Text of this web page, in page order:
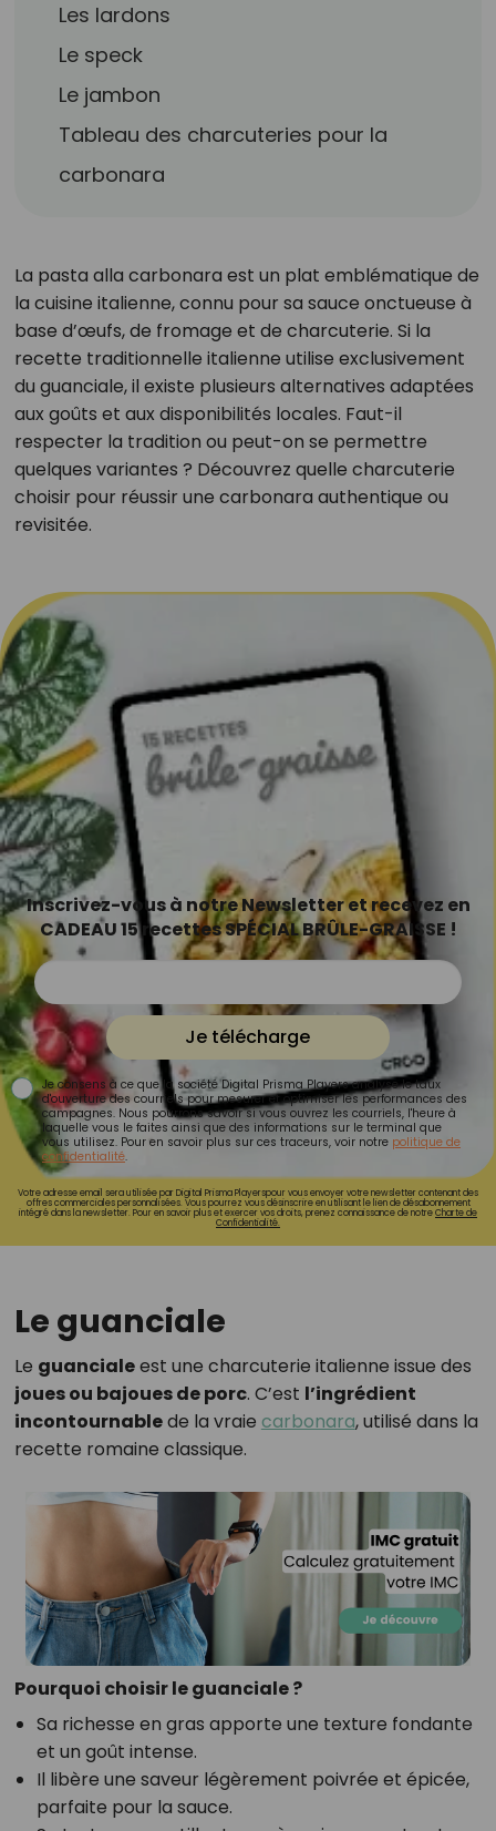
Les lardons
Le speck
Le jambon
Tableau des charcuteries pour la
carbonara
La pasta alla carbonara est un plat emblématique de
la cuisine italienne, connu pour sa sauce onctueuse à
base d’œufs, de fromage et de charcuterie. Si la
recette traditionnelle italienne utilise exclusivement
du guanciale, il existe plusieurs alternatives adaptées
aux goûts et aux disponibilités locales. Faut-il
respecter la tradition ou peut-on se permettre
quelques variantes ? Découvrez quelle charcuterie
choisir pour réussir une carbonara authentique ou
revisitée.
Inscrivez-vous à notre Newsletter et recevez en
CADEAU 15 recettes SPÉCIAL BRÛLE-GRAISSE !
Je télécharge
Je consens à ce que la société Digital Prisma Players analyse le taux
d'ouverture des courriels pour mesurer et optimiser les performances des
campagnes. Nous pourrons savoir si vous ouvrez les courriels, l'heure à
laquelle vous le faites ainsi que des informations sur le terminal que
vous utilisez. Pour en savoir plus sur ces traceurs, voir notre politique de
confidentialité.
Votre adresse email sera utilisée par Digital Prisma Playerspour vous envoyer votre newsletter contenant des
offres commerciales personnalisées. Vous pourrez vous désinscrire en utilisant le lien de désabonnement
intégré dans la newsletter. Pour en savoir plus et exercer vos droits, prenez connaissance de notreCharte de
Confidentialité.
Le guanciale
Le guancialeest une charcuterie italienne issue des
joues ou bajoues de porc. C’est l’ingrédient
incontournablede la vraie carbonara, utilisé dans la
recette romaine classique.
Pourquoi choisir le guanciale ?
Sa richesse en gras apporte une texture fondante
et un goût intense.
Il libère une saveur légèrement poivrée et épicée,
parfaite pour la sauce.